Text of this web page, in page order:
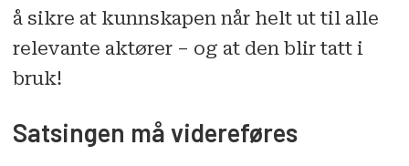
å sikre at kunnskapen når helt ut til alle
relevante aktører – og at den blir tatt i
bruk!
Satsingen må videreføres